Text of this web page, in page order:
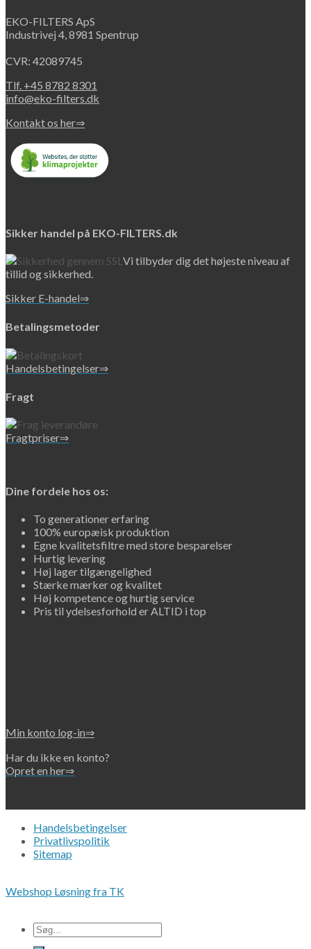
EKO-FILTERS ApS
Industrivej 4, 8981 Spentrup
CVR: 42089745
Tlf. +45 8782 8301
info@eko-filters.dk
Kontakt os her⇒
Sikker handel på EKO-FILTERS.dk
Vi tilbyder dig det højeste niveau af
tillid og sikkerhed.
Sikker E-handel⇒
Betalingsmetoder
Handelsbetingelser⇒
Fragt
Fragtpriser⇒
Dine fordele hos os:
To generationer erfaring
100% europæisk produktion
Egne kvalitetsfiltre med store besparelser
Hurtig levering
Høj lager tilgængelighed
Stærke mærker og kvalitet
Høj kompetence og hurtig service
Pris til ydelsesforhold er ALTID i top
Min konto log-in⇒
Har du ikke en konto?
Opret en her⇒
Handelsbetingelser
Privatlivspolitik
Sitemap
Webshop Løsning fra TK
Søg
efter: